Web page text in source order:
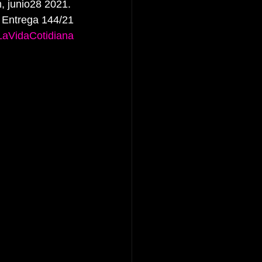
junio28 2021.
Entrega 144/21